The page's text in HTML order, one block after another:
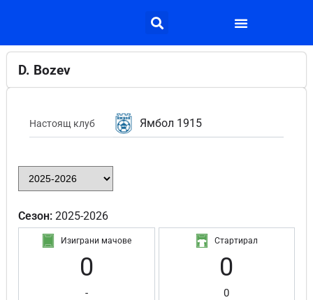
D. Bozev
Настоящ клуб Ямбол 1915
Сезон: 2025-2026
Изиграни мачове
0
-
Стартирал
0
0